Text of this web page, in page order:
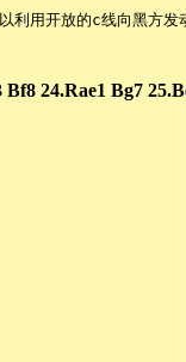
利用开放的c线向黑方发
24.Rae1 Bg7